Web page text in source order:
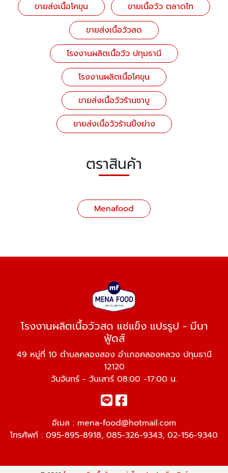
ขายส่งเนื้อโคขุน
ขายเนื้อวัว ตลาดไท
ขายส่งเนื้อวัวสด
โรงงานผลิตเนื้อวัว ปทุมธานี
โรงงานผลิตเนื้อโคขุน
ขายส่งเนื้อวัวร้านชาบู
ขายส่งเนื้อวัวร้านปิ้งย่าง
ตราสินค้า
Menafood
โรงงานผลิตเนื้อวัวสด แช่แข็ง แปรรูป - มีนา
ฟู้ดส์
49 หมู่ที่ 10 ตำบลคลองสอง อำเภอคลองหลวง ปทุมธานี
12120
วันจันทร์ - วันเสาร์ 08:00 -17:00 น.
อีเมล : mena-food@hotmail.com
โทรศัพท์ : 095-895-8918, 085-326-9343, 02-156-9340